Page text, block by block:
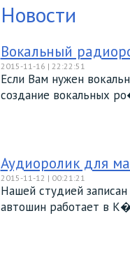
Новости
Вокальный
2015-11-16 | 22:22:51
Если Вам нужен
создание вокальных
Аудиоролик для
2015-11-12 | 00:21:21
Нашей студией
автошин работает в